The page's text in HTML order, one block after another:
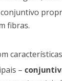
fibras.
–